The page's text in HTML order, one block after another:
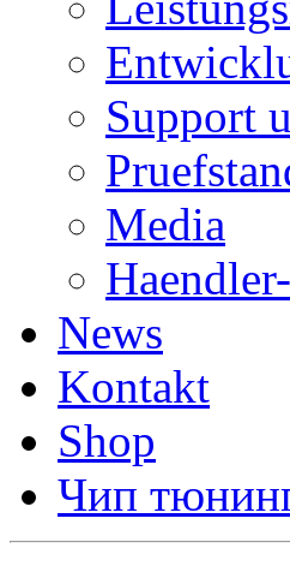
Support
Media
News
Kontakt
Shop
Чип